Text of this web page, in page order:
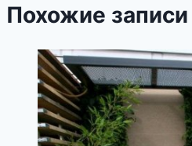
Похожие записи